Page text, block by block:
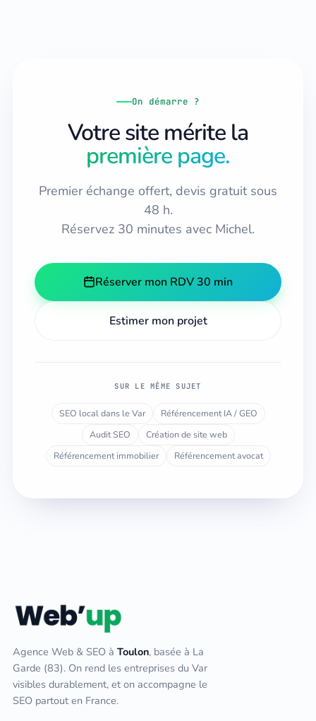
On démarre ?
Votre site mérite la
première page.
Premier échange offert, devis gratuit sous
48 h.
Réservez 30 minutes avec Michel.
Réserver mon RDV 30 min
Estimer mon projet
SUR LE MÊME SUJET
SEO local dans le Var
Référencement IA / GEO
Audit SEO
Création de site web
Référencement immobilier
Référencement avocat
Agence Web & SEO à Toulon, basée à La
Garde (83). On rend les entreprises du Var
visibles durablement, et on accompagne le
SEO partout en France.